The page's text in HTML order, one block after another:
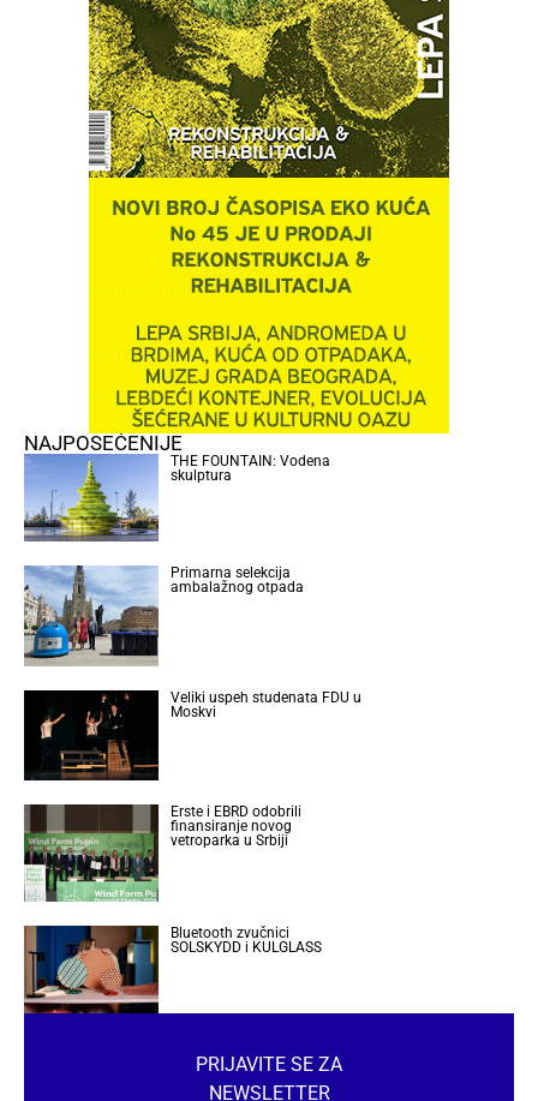
NAJPOSEĆENIJE
THE FOUNTAIN: Vodena
skulptura
Primarna selekcija
ambalažnog otpada
Veliki uspeh studenata FDU u
Moskvi
Erste i EBRD odobrili
finansiranje novog
vetroparka u Srbiji
Bluetooth zvučnici
SOLSKYDD i KULGLASS
PRIJAVITE SE ZA
NEWSLETTER